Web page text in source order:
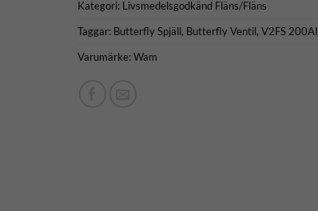
Kategori: Livsmedelsgodkänd Fläns/Fläns
Taggar: Butterfly Spjäll, Butterfly Ventil, V2FS 200AI
Varumärke:Wam